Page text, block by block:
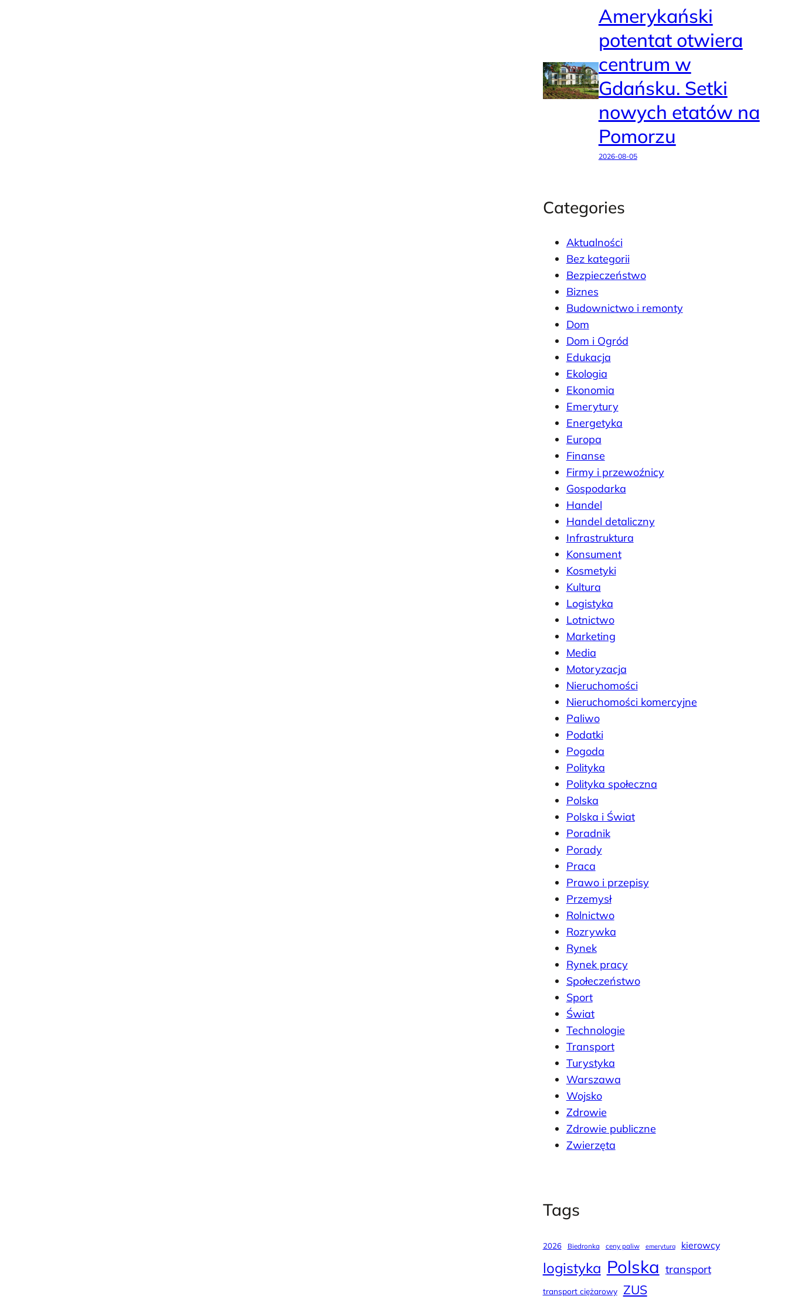
Amerykański
potentat otwiera
centrum w
Gdańsku. Setki
nowych etatów na
Pomorzu
2026-08-05
Categories
Aktualności
Bez kategorii
Bezpieczeństwo
Biznes
Budownictwo i remonty
Dom
Dom i Ogród
Edukacja
Ekologia
Ekonomia
Emerytury
Energetyka
Europa
Finanse
Firmy i przewoźnicy
Gospodarka
Handel
Handel detaliczny
Infrastruktura
Konsument
Kosmetyki
Kultura
Logistyka
Lotnictwo
Marketing
Media
Motoryzacja
Nieruchomości
Nieruchomości komercyjne
Paliwo
Podatki
Pogoda
Polityka
Polityka społeczna
Polska
Polska i Świat
Poradnik
Porady
Praca
Prawo i przepisy
Przemysł
Rolnictwo
Rozrywka
Rynek
Rynek pracy
Społeczeństwo
Sport
Świat
Technologie
Transport
Turystyka
Warszawa
Wojsko
Zdrowie
Zdrowie publiczne
Zwierzęta
Tags
2026 Biedronka ceny paliw emerytura kierowcy
logistyka Polska transport
transport ciężarowy ZUS